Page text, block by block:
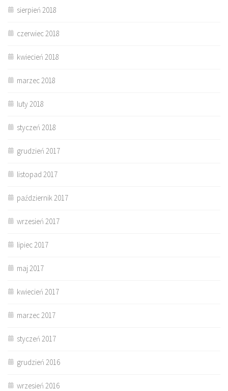
sierpień 2018
czerwiec 2018
kwiecień 2018
marzec 2018
luty 2018
styczeń 2018
grudzień 2017
listopad 2017
październik 2017
wrzesień 2017
lipiec 2017
maj 2017
kwiecień 2017
marzec 2017
styczeń 2017
grudzień 2016
wrzesień 2016